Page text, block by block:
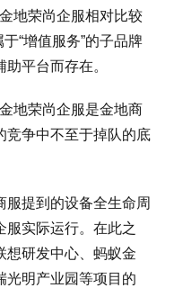
地荣尚企服相对比较
“增值服务”的子品牌
平台而存在。
地荣尚企服是金地商
竞争中不至于掉队的底
提到的设备全生命周
服实际运行。在此之
想研发中心、蚂蚁金
光明产业园等项目的